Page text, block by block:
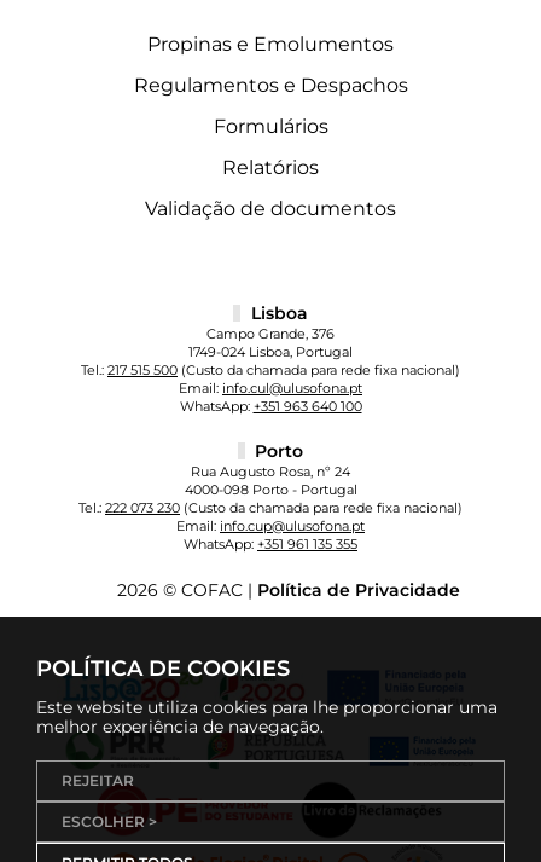
POLÍTICA DE COOKIES
Este website utiliza cookies para lhe proporcionar uma
melhor experiência de navegação.
REJEITAR
ESCOLHER >
Propinas e Emolumentos
Regulamentos e Despachos
Formulários
Relatórios
Validação de documentos
Lisboa
Campo Grande, 376
1749-024 Lisboa, Portugal
Tel.: 217 515 500 (Custo da chamada para rede fixa nacional)
Email: info.cul@ulusofona.pt
WhatsApp: +351 963 640 100
Porto
Rua Augusto Rosa, nº 24
4000-098 Porto - Portugal
Tel.: 222 073 230 (Custo da chamada para rede fixa nacional)
Email: info.cup@ulusofona.pt
WhatsApp: +351 961 135 355
2026 © COFAC | Política de Privacidade